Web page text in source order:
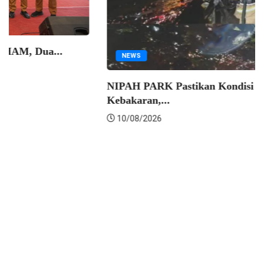
PEMKOT MAKASSAR
Makassar Jadi Pilot Project Sadar HAM, Dua...